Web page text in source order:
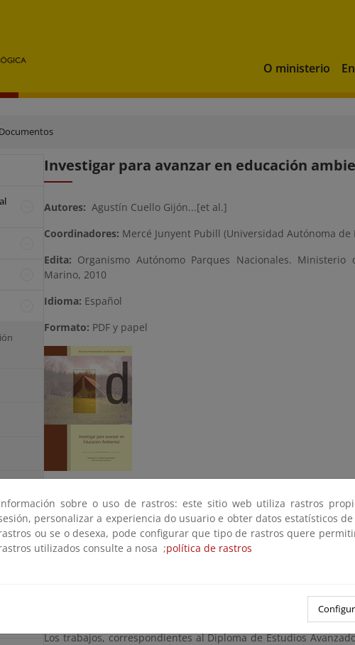
O ministerio
Documentos
Investigar para avanzar en educación
Autores: Agustín Cuello Gijón...[et al.]
Coordinadores: Mercé Junyent Pubill (Universidad Autónoma de
Edita: Organismo Autónomo Parques Nacionales.
Marino, 2010
Idioma: Español
Formato: PDF y papel
entre otros aspectos, dotar al conjunto de agentes sociales y
herramientas conceptuales y metodológicas que faciliten la
diversidad de contextos, incorporando un alto grado de
una muestra del potencial que la investigación confiere a la
Los trabajos, correspondientes al Diploma de Estudios
sobre o uso de rastros: este sitio web utiliza rastros
personalizar a experiencia do usuario e obter datos estatísticos
ou se o desexa, pode configurar que tipo de rastros quere
utilizados consulte a nosa ;política de rastros